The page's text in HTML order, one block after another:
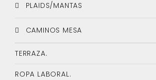
PLAIDS/MANTAS
CAMINOS MESA
TERRAZA.
ROPA LABORAL.